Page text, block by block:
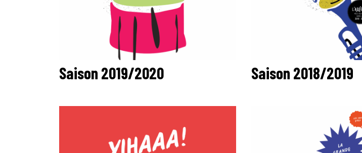
Saison 2019/2020 Saison 2018/2019